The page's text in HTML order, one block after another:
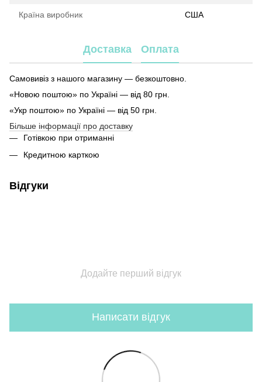
Країна виробник США
Доставка Оплата
Самовивіз з нашого магазину — безкоштовно.
«Новою поштою» по Україні — від 80 грн.
«Укр поштою» по Україні — від 50 грн.
Більше інформації про доставку
Готівкою при отриманні
Кредитною карткою
Відгуки
Додайте перший відгук
Написати відгук